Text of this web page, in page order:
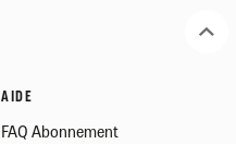
AIDE
FAQ Abonnement